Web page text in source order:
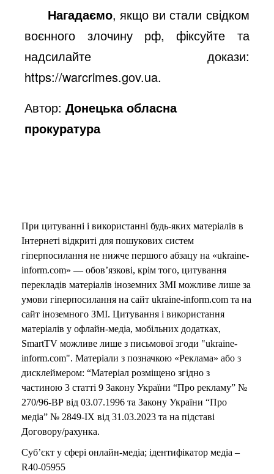
Нагадаємо, якщо ви стали свідком
воєнного злочину рф, фіксуйте та
надсилайте докази:
https://warcrimes.gov.ua.
Автор:Донецька обласна
прокуратура
При цитуванні і використанні будь-яких матеріалів в
Інтернеті відкриті для пошукових систем
гіперпосилання не нижче першого абзацу на «ukraine-
inform.com» — обов’язкові, крім того, цитування
перекладів матеріалів іноземних ЗМІ можливе лише за
умови гіперпосилання на сайт ukraine-inform.com та на
сайт іноземного ЗМІ. Цитування і використання
матеріалів у офлайн-медіа, мобільних додатках,
SmartTV можливе лише з письмової згоди "ukraine-
inform.com". Матеріали з позначкою «Реклама» або з
дисклеймером: “Матеріал розміщено згідно з
частиною 3 статті 9 Закону України “Про рекламу” №
270/96-ВР від 03.07.1996 та Закону України “Про
медіа” № 2849-IX від 31.03.2023 та на підставі
Договору/рахунка.
Суб’єкт у сфері онлайн-медіа; ідентифікатор медіа –
R40-05955